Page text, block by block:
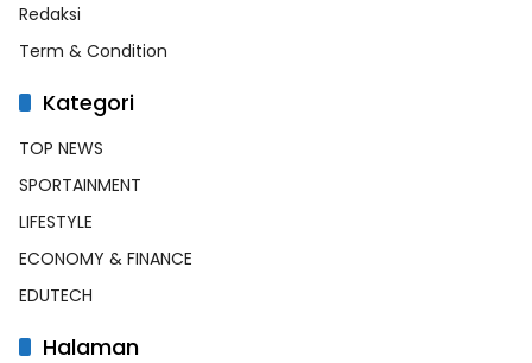
Redaksi
Term & Condition
Kategori
TOP NEWS
SPORTAINMENT
LIFESTYLE
ECONOMY & FINANCE
EDUTECH
Halaman